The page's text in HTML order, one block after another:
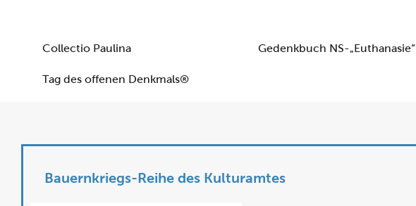
Collectio Paulina Gedenkbuch NS-„Euthanasie“
Tag des offenen Denkmals®
Bauernkriegs-Reihe des Kulturamtes